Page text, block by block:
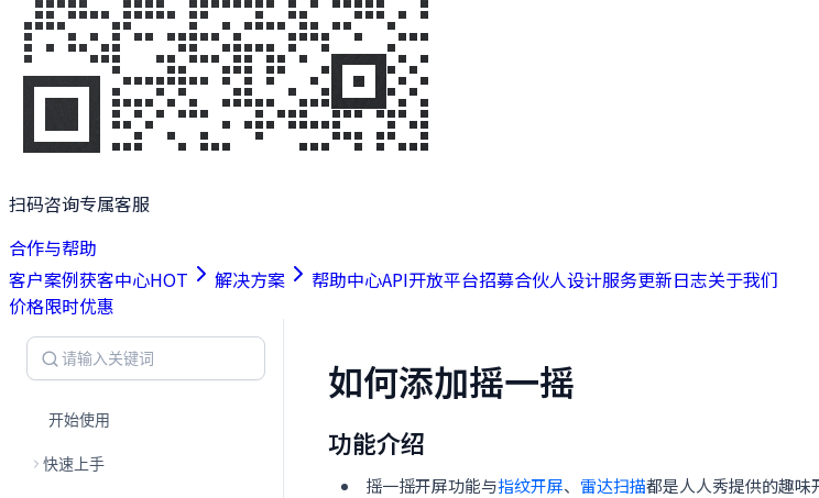
扫码咨询专属客服
合作与帮助
客户案例获客中心HOT 解决方案 帮助中心API开放平台招募合伙人设计服务更新日志关于我们
价格限时优惠
开始使用
快速上手
如何添加摇一摇
功能介绍
摇一摇开屏功能与指纹开屏、 雷达扫描都是人人秀提供的趣味